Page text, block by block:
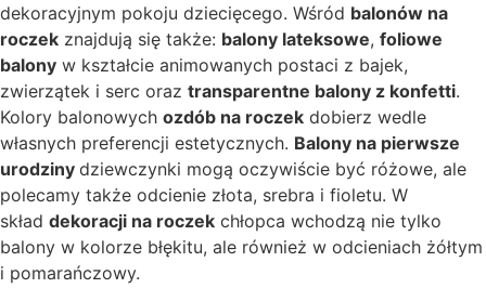
dekoracyjnym pokoju dziecięcego. Wśród balonów na
roczek znajdują się także: balony lateksowe, foliowe
balony w kształcie animowanych postaci z bajek,
zwierzątek i serc oraz transparentne balony z konfetti.
Kolory balonowych ozdób na roczek dobierz wedle
własnych preferencji estetycznych. Balony na pierwsze
urodziny dziewczynki mogą oczywiście być różowe, ale
polecamy także odcienie złota, srebra i fioletu. W
skład dekoracji na roczek chłopca wchodzą nie tylko
balony w kolorze błękitu, ale również w odcieniach żółtym
i pomarańczowy.